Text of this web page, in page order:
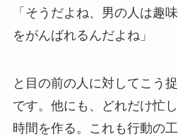
「そうだよね、男の人は趣
をがんばれるんだよね」
と目の前の人に対してこう
です。他にも、どれだけ忙
時間を作る。これも行動の工